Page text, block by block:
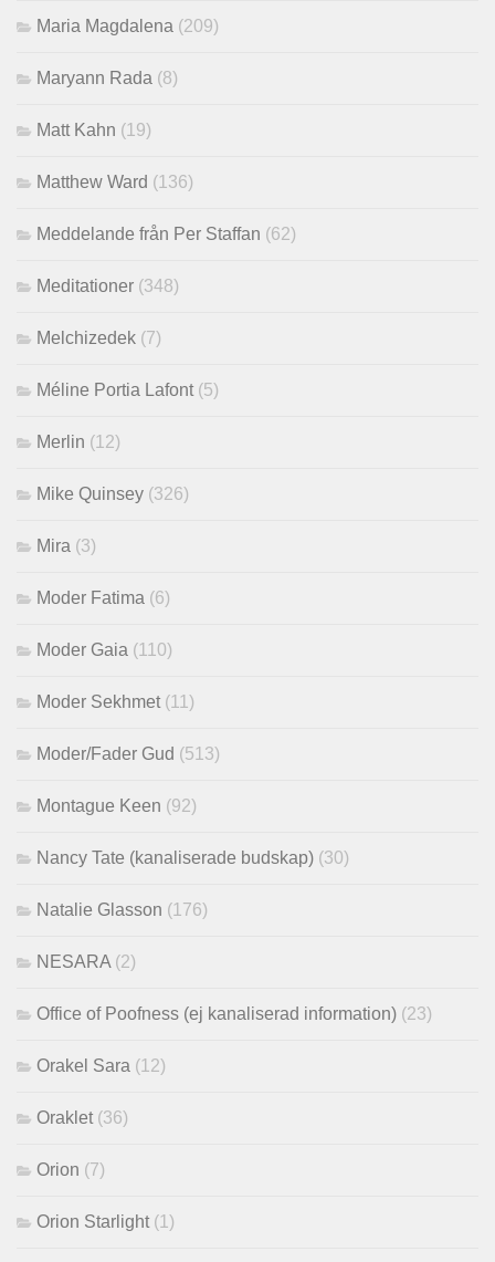
Maria Magdalena (209)
Maryann Rada (8)
Matt Kahn (19)
Matthew Ward (136)
Meddelande från Per Staffan (62)
Meditationer (348)
Melchizedek (7)
Méline Portia Lafont (5)
Merlin (12)
Mike Quinsey (326)
Mira (3)
Moder Fatima (6)
Moder Gaia (110)
Moder Sekhmet (11)
Moder/Fader Gud (513)
Montague Keen (92)
Nancy Tate (kanaliserade budskap) (30)
Natalie Glasson (176)
NESARA (2)
Office of Poofness (ej kanaliserad information) (23)
Orakel Sara (12)
Oraklet (36)
Orion (7)
Orion Starlight (1)